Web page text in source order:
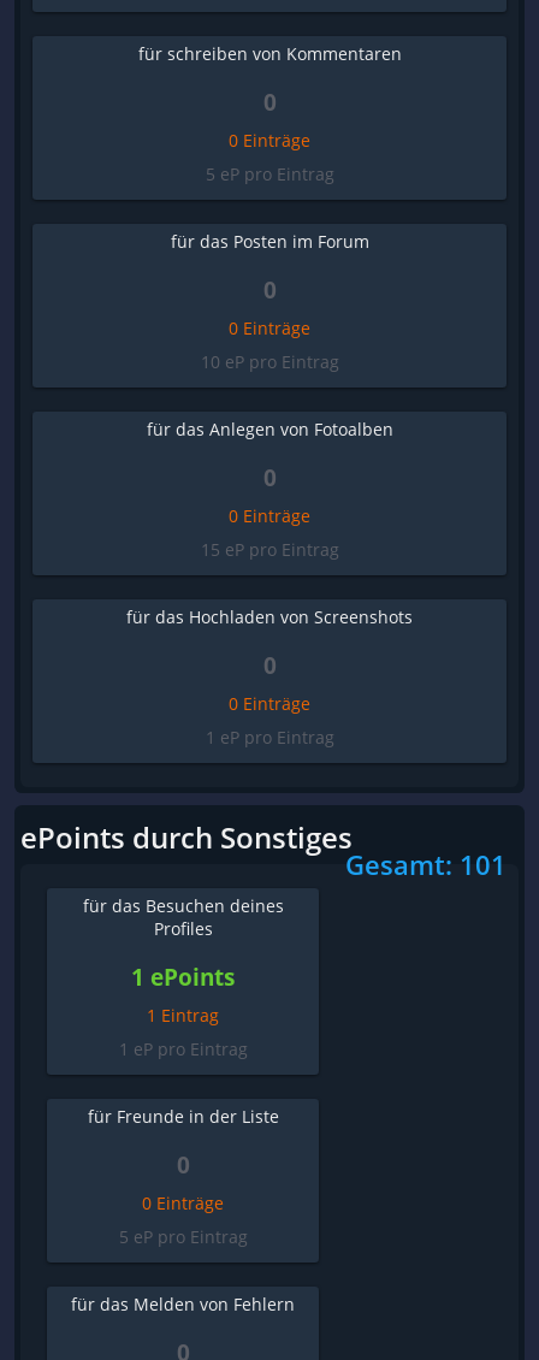
für schreiben von Kommentaren
0
0 Einträge
5 eP pro Eintrag
für das Posten im Forum
0
0 Einträge
10 eP pro Eintrag
für das Anlegen von Fotoalben
0
0 Einträge
15 eP pro Eintrag
für das Hochladen von Screenshots
0
0 Einträge
1 eP pro Eintrag
ePoints durch Sonstiges
Gesamt: 101
für das Besuchen deines
Profiles
1 ePoints
1 Eintrag
1 eP pro Eintrag
für Freunde in der Liste
0
0 Einträge
5 eP pro Eintrag
für das Melden von Fehlern
0